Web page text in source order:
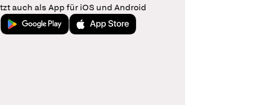
auch als App für iOS und Android
Jetzt bei Google PlayLaden im App Store